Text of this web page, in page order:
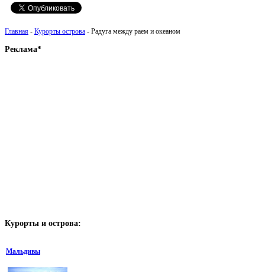
Главная - Курорты острова - Радуга между раем и океаном
Реклама*
Курорты и острова:
Мальдивы